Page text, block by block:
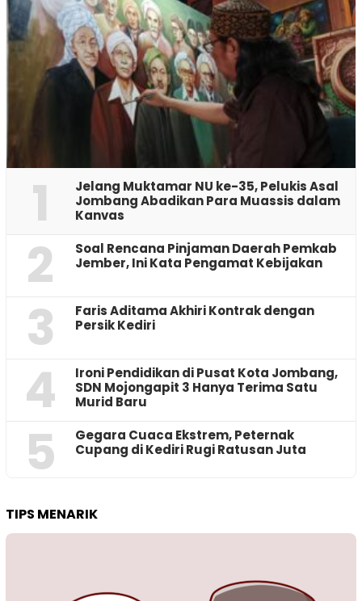
1
Jelang Muktamar NU ke-35, Pelukis Asal
Jombang Abadikan Para Muassis dalam
Kanvas
2
‎Soal Rencana Pinjaman Daerah Pemkab
Jember, Ini Kata Pengamat Kebijakan ‎
3
Faris Aditama Akhiri Kontrak dengan
Persik Kediri
4
Ironi Pendidikan di Pusat Kota Jombang,
SDN Mojongapit 3 Hanya Terima Satu
Murid Baru
5
‎Gegara Cuaca Ekstrem, Peternak
Cupang di Kediri Rugi Ratusan Juta
TIPS MENARIK